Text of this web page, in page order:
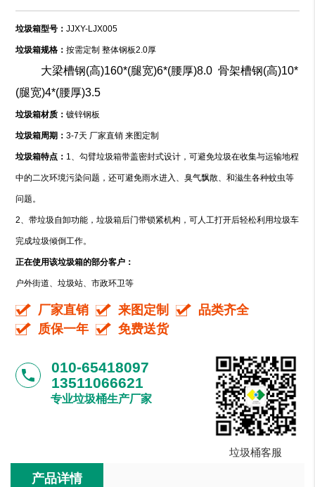
垃圾箱型号：JJXY-LJX005
垃圾箱规格：按需定制 整体钢板2.0厚
大梁槽钢(高)160*(腿宽)6*(腰厚)8.0 骨架槽钢(高)10*
(腿宽)4*(腰厚)3.5
垃圾箱材质：镀锌钢板
垃圾箱周期：3-7天 厂家直销 来图定制
垃圾箱特点： 1、勾臂垃圾箱带盖密封式设计，可避免垃圾在收集与运输地程
中的二次环境污染问题，还可避免雨水进入、臭气飘散、和滋生各种蚊虫等
问题。
2、带垃圾自卸功能，垃圾箱后门带锁紧机构，可人工打开后轻松利用垃圾车
完成垃圾倾倒工作。
正在使用该垃圾箱的部分客户：
户外街道、垃圾站、市政环卫等
厂家直销 来图定制
品类齐全
质保一年
免费送货
phone
010-65418097
13511066621
专业垃圾桶生产厂家
垃圾桶客服
产品详情